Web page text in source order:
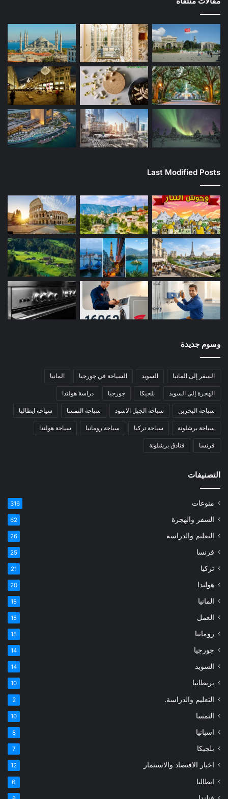
Last Modified Posts
وسوم جديدة
السفر إلى المانيا السويد السياحة في جورجيا المانيا
الهجرة إلى السويد بلجيكا جورجيا دراسة هولندا
سياحة البحرين سياحة الجبل الاسود سياحة النمسا سياحة ايطاليا
سياحة برشلونة سياحة تركيا سياحة رومانيا سياحة هولندا
فرنسا فنادق برشلونة
التصنيفات
منوعات 316
السفر والهجرة 62
التعليم والدراسة 26
فرنسا 25
تركيا 21
هولندا 20
المانيا 18
العمل 18
رومانيا 15
جورجيا 14
السويد 14
بريطانيا 10
التعليم والدراسة. 2
النمسا 10
اسبانيا 8
بلجيكا 7
اخبار الاقتصاد والاستثمار 12
ايطاليا 6